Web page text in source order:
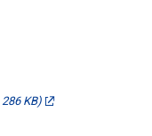
286 KB)